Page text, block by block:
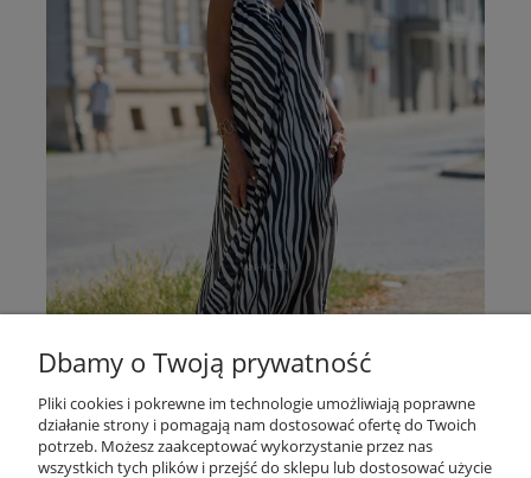
Dbamy o Twoją prywatność
Pliki cookies i pokrewne im technologie umożliwiają poprawne
działanie strony i pomagają nam dostosować ofertę do Twoich
potrzeb. Możesz zaakceptować wykorzystanie przez nas
wszystkich tych plików i przejść do sklepu lub dostosować użycie